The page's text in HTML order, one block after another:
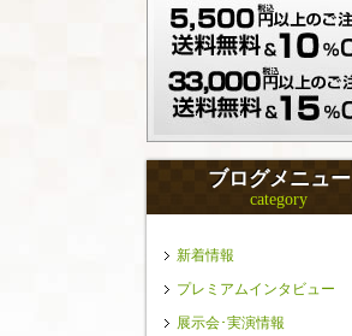
ブログメニュー
category
新着情報
プレミアムインタビュー
展示会･実演情報